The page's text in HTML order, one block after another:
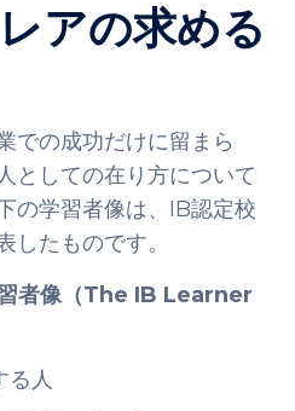
アの求める
での成功だけに留まら
としての在り方について
の学習者像は、IB認定校
したものです。
者像（The IB Learner
人